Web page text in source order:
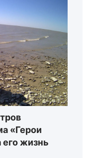
«Герои
жизнь